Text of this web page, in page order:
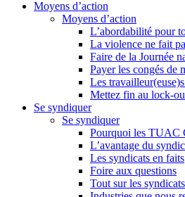
Moyens d’action
Moyens d’action
L’abordabilité pour
La violence ne fait
Faire de la Journée
Payer les congés de
Les
Mettez fin au lock-
Se syndiquer
Se syndiquer
Pourquoi les TUAC
L’avantage du
Les syndicats en faits
Foire aux questions
Tout sur les syndicats